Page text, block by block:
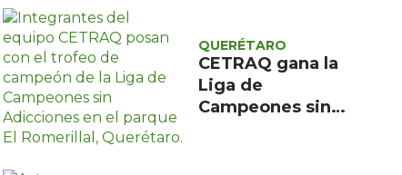
QUERÉTARO
CETRAQ gana la
Liga de
Campeones sin